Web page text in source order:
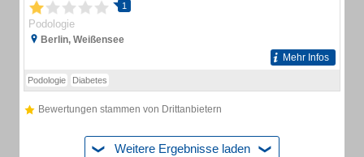
1
Podologie
Berlin, Weißensee
Mehr Infos
Podologie Diabetes
Bewertungen stammen von Drittanbietern
Weitere Ergebnisse laden